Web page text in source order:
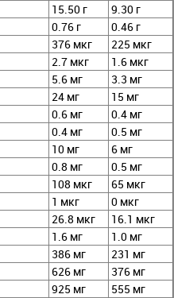
15.50 г
9.30 г
0.76 г
0.46 г
376 мкг
225 мкг
2.7 мкг
1.6 мкг
5.6 мг
3.3 мг
24 мг
15 мг
0.6 мг
0.4 мг
0.4 мг
0.5 мг
10 мг
6 мг
0.8 мг
0.5 мг
108 мкг
65 мкг
1 мкг
0 мкг
26.8 мкг
16.1 мкг
1.6 мг
1.0 мг
386 мг
231 мг
626 мг
376 мг
925 мг
555 мг